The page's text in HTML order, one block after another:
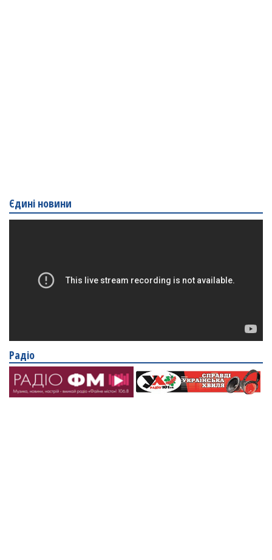
Єдині новини
Радіо